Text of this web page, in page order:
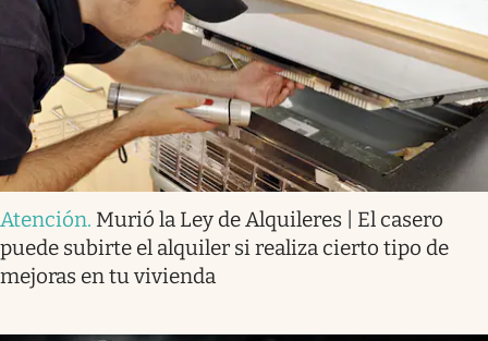
Atención. Murió la Ley de Alquileres | El casero
puede subirte el alquiler si realiza cierto tipo de
mejoras en tu vivienda